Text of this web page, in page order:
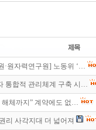
·원자력연구원] 노동위 ‘…
통합적 관리체계 구축 시…
해체까지” 계약에도 없…
리 사각지대 더 넓어져